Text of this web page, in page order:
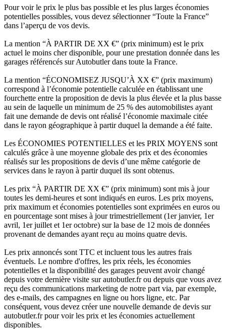
Pour voir le prix le plus bas possible et les plus larges économies
potentielles possibles, vous devez sélectionner “Toute la France”
dans l’aperçu de vos devis.
La mention “À PARTIR DE XX €” (prix minimum) est le prix
actuel le moins cher disponible, pour une prestation donnée dans les
garages référencés sur Autobutler dans toute la France.
La mention “ÉCONOMISEZ JUSQU’À XX €” (prix maximum)
correspond à l’économie potentielle calculée en établissant une
fourchette entre la proposition de devis la plus élevée et la plus basse
au sein de laquelle un minimum de 25 % des automobilistes ayant
fait une demande de devis ont réalisé l’économie maximale citée
dans le rayon géographique à partir duquel la demande a été faite.
Les ÉCONOMIES POTENTIELLES et les PRIX MOYENS sont
calculés grâce à une moyenne globale des prix et des économies
réalisés sur les propositions de devis d’une même catégorie de
services dans le rayon à partir duquel ils sont obtenus.
Les prix “À PARTIR DE XX €” (prix minimum) sont mis à jour
toutes les demi-heures et sont indiqués en euros. Les prix moyens,
prix maximum et économies potentielles sont exprimées en euros ou
en pourcentage sont mises à jour trimestriellement (1er janvier, 1er
avril, 1er juillet et 1er octobre) sur la base de 12 mois de données
provenant de demandes ayant reçu au moins quatre devis.
Les prix annoncés sont TTC et incluent tous les autres frais
éventuels. Le nombre d'offres, les prix réels, les économies
potentielles et la disponibilité des garages peuvent avoir changé
depuis votre dernière visite sur autobutler.fr ou depuis que vous avez
reçu des communications marketing de notre part via, par exemple,
des e-mails, des campagnes en ligne ou hors ligne, etc. Par
conséquent, vous devez créer une nouvelle demande de devis sur
autobutler.fr pour voir les prix et les économies actuellement
disponibles.